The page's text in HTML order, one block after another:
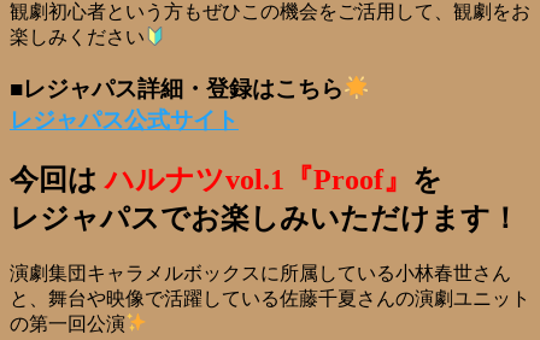
観劇初心者という方もぜひこの機会をご活用して、観劇をお
楽しみください
■レジャパス詳細・登録はこちら
レジャパス公式サイト
今回はハルナツvol.1『Proof』 を
レジャパスでお楽しみいただけます！
演劇集団キャラメルボックスに所属している小林春世さん
と、舞台や映像で活躍している佐藤千夏さんの演劇ユニット
の第一回公演